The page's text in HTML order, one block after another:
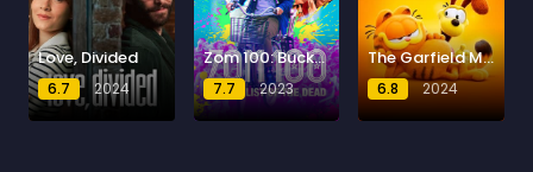
Love, Divided
6.7 2024
Zom 100: Bucket List of the Dead
7.7 2023
The Garfield Movie
6.8 2024